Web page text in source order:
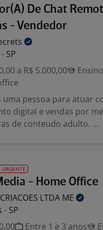
De Chat
- Vendedor
SP
a R$ 5.000,00
uma pessoa para atuar
digital e vendas por
de conteudo adulto. ...
URGENTE
- Home Office
LTDA ME
SP
Entre 1 e 3 anos